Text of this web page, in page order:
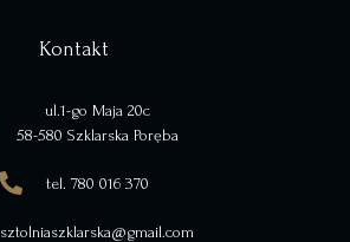
Kontakt
ul.1-go Maja 20c
58-580 Szklarska Poręba
tel. 780 016 370
sztolniaszklarska@gmail.com